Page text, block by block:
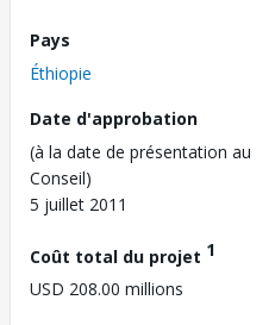
Pays
Éthiopie
Date d'approbation
(à la date de présentation au
Conseil)
5 juillet 2011
Coût total du projet 1
USD 208.00 millions